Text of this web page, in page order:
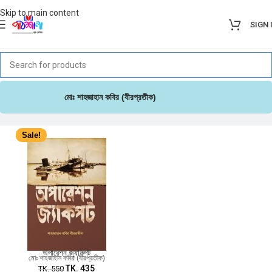
Skip to main content
SIGN
মোঃ শাহজাহান কবির (বীরপ্রতীক)
Sale!
অপারেশন জ্যাকপট
মোঃ শাহজাহান কবির (বীরপ্রতীক)
TK.550 TK. 435